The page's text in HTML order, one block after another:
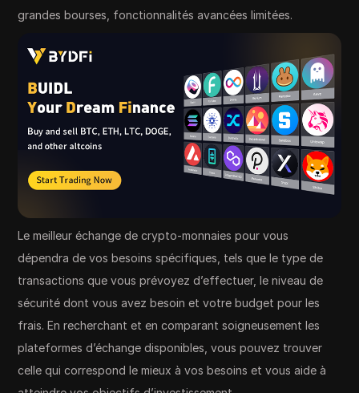
grandes bourses, fonctionnalités avancées limitées.
Le meilleur échange de crypto-monnaies pour vous
dépendra de vos besoins spécifiques, tels que le type de
transactions que vous prévoyez d’effectuer, le niveau de
sécurité dont vous avez besoin et votre budget pour les
frais. En recherchant et en comparant soigneusement les
plateformes d’échange disponibles, vous pouvez trouver
celle qui correspond le mieux à vos besoins et vous aide à